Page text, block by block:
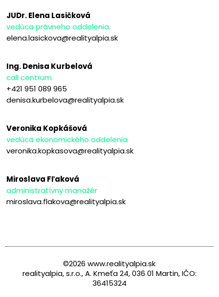
JUDr. Elena Lasičková
vedúca právneho oddelenia
elena.lasickova@realityalpia.sk
Ing. Denisa Kurbelová
call centrum
+421 951 089 965
denisa.kurbelova@realityalpia.sk
Veronika Kopkášová
vedúca ekonomického oddelenia
veronika.kopkasova@realityalpia.sk
Miroslava Fľaková
administratívny manažér
miroslava.flakova@realityalpia.sk
©2026 www.realityalpia.sk
realityalpia, s.r.o., A. Kmeťa 24, 036 01 Martin, IČO:
36415324